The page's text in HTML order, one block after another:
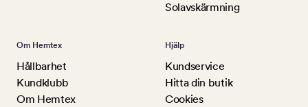
Solavskärmning
Om Hemtex
Hållbarhet
Kundklubb
Om Hemtex
Hjälp
Kundservice
Hitta din butik
Cookies